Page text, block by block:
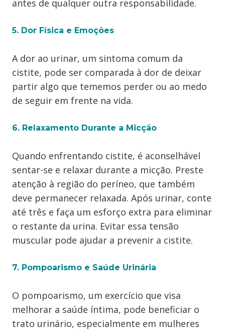
antes de qualquer outra responsabilidade.
5. Dor Física e Emoções
A dor ao urinar, um sintoma comum da
cistite, pode ser comparada à dor de deixar
partir algo que tememos perder ou ao medo
de seguir em frente na vida.
6. Relaxamento Durante a Micção
Quando enfrentando cistite, é aconselhável
sentar-se e relaxar durante a micção. Preste
atenção à região do períneo, que também
deve permanecer relaxada. Após urinar, conte
até três e faça um esforço extra para eliminar
o restante da urina. Evitar essa tensão
muscular pode ajudar a prevenir a cistite.
7. Pompoarismo e Saúde Urinária
O pompoarismo, um exercício que visa
melhorar a saúde íntima, pode beneficiar o
trato urinário, especialmente em mulheres